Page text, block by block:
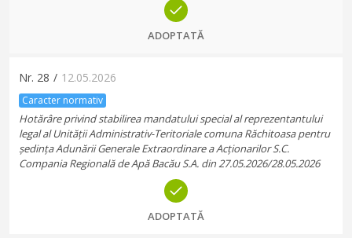
ADOPTATĂ
Nr. 28 / 12.05.2026
Caracter normativ
Hotărâre privind stabilirea mandatului special al reprezentantului
legal al Unității Administrativ-Teritoriale comuna Răchitoasa pentru
ședința Adunării Generale Extraordinare a Acționarilor S.C.
Compania Regională de Apă Bacău S.A. din 27.05.2026/28.05.2026
ADOPTATĂ